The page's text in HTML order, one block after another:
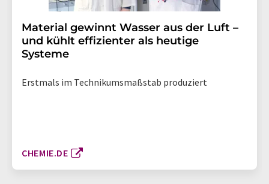
Material gewinnt Wasser aus der Luft –
und kühlt effizienter als heutige
Systeme
Erstmals im Technikumsmaßstab produziert
CHEMIE.DE